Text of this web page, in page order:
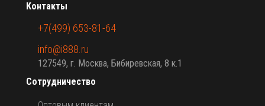
Сотрудничество
Контакты
+7(499) 653-81-64
info@i888.ru
127549, г. Москва, Бибиревская, 8 к.1